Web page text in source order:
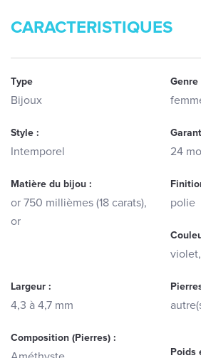
CARACTERISTIQUES
Type
Bijoux
Genre
Style :
Intemporel 24
Matière du bijou :
or 750 millièmes (18 carats),
or
polie
Largeur :
4,3 à 4,7 mm
Composition (Pierres) :
Poids